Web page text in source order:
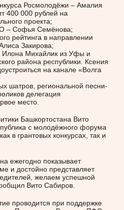
Росмолодёжи – Амалия
400 000 рублей на
проекта;
– Софья Семёнова;
рейтинга в направлении
Закирова;
Михайлик из Уфы и
района республики. Ксения
на канале «Волга
шатров, региональной песни-
делегация
место.
Башкортостана Вито
с молодёжного форума
в грантовых конкурсах, так и
ежегодно показывает
и достойно представляет
желаем успешной
Вито Сабиров.
проводится при поддержке